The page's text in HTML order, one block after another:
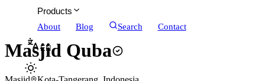
Products
About
Blog Search Contact
EN
Masjid Quba